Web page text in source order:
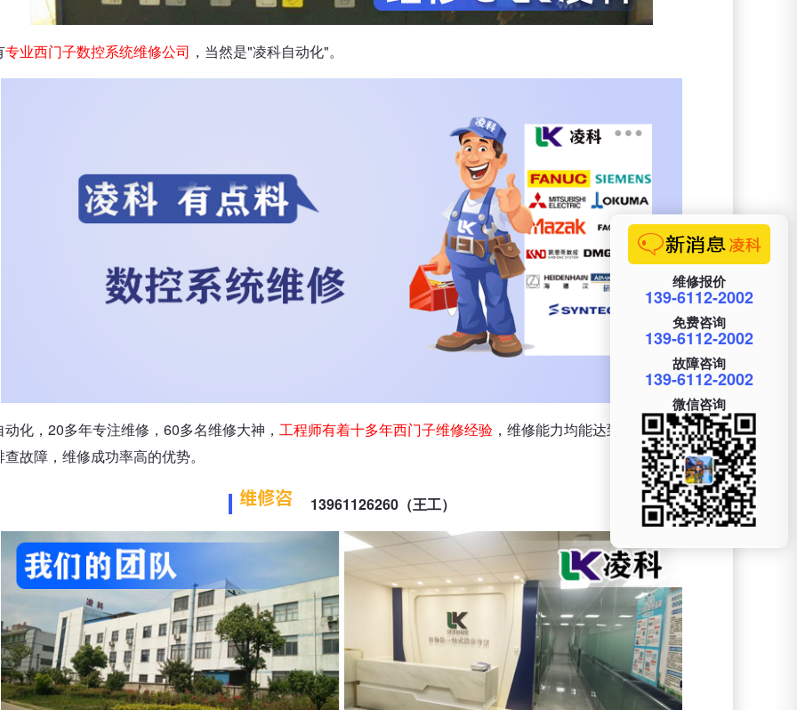
专业西门子数控系统维修公司 ，当然是"凌科自动化"。
动化，20多年专注维修，60多名维修大神， 工程师有着十多年西门子维修经验 ，维修能力均能达到“芯片级”。具有
故障，维修成功率高的优势。
13961126260（王工）
维修报价
139-6112-2002
免费咨询
139-6112-2002
故障咨询
139-6112-2002
微信咨询